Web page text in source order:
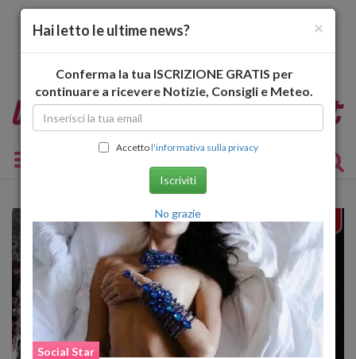
Toggle navigation
×
Hai letto le ultime news?
Conferma la tua ISCRIZIONE GRATIS per
continuare a ricevere Notizie, Consigli e Meteo.
Accettol'informativa sulla privacy
Iscriviti
No grazie
Social Star